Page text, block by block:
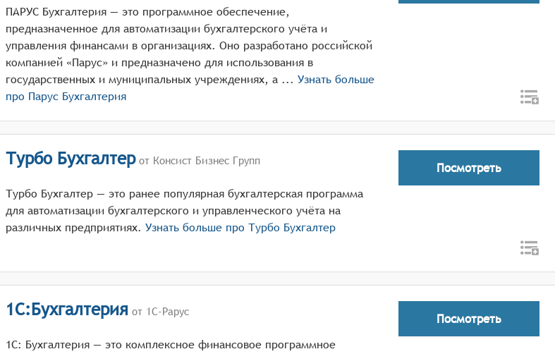
ПАРУС Бухгалтерия — это программное обеспечение,
предназначенное для автоматизации бухгалтерского учёта и
управления финансами в организациях. Оно разработано российской
компанией «Парус» и предназначено для использования в
государственных и муниципальных учреждениях, а ... Узнать больше
про Парус Бухгалтерия
Турбо Бухгалтерот Консист Бизнес Групп
Турбо Бухгалтер — это ранее популярная бухгалтерская программа
для автоматизации бухгалтерского и управленческого учёта на
различных предприятиях. Узнать больше про Турбо Бухгалтер
Посмотреть
1С:Бухгалтерия от 1С-Рарус
1С: Бухгалтерия — это комплексное финансовое программное
Посмотреть